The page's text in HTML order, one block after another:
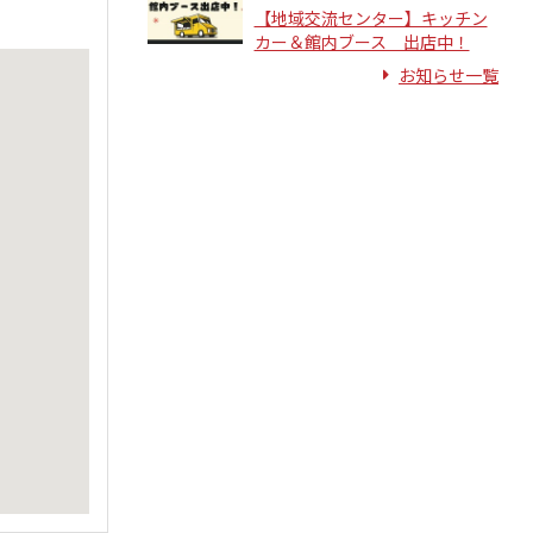
【地域交流センター】キッチン
カー＆館内ブース 出店中！
お知らせ一覧